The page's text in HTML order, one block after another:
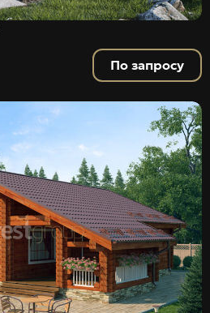
По запросу